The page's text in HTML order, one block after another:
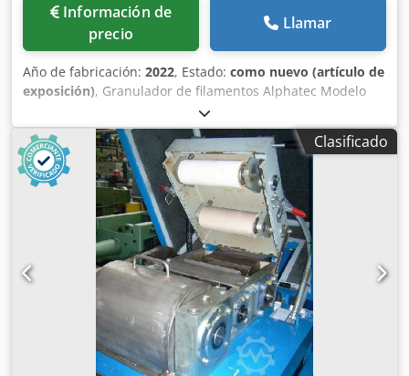
Información de
precio
Llamar
Año de fabricación: 2022, Estado: como nuevo (artículo de
exposición), Granulador de filamentos Alphatec Modelo
AS-G 200 Rotor de corte de metal duro Presión neumática
Anchura de alimentación / rotor: 200 mm Motor: 7,5 kW,
corriente alterna, con control de velocidad variable
Dedjcpg Rqspfx Al Dock Rendimiento: hasta 700 kg/h,
dependiendo del material Otros granuladores de
filamentos (ST) disponibles en fábrica, en Wuppertal.
Consulte nuestra lista de existencias actual o visítenos.
Clasificado